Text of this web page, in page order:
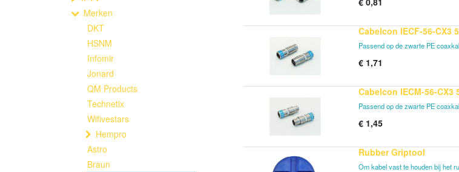
Merken
DKT
HSNM
Infomir
Jonard
QM Products
Technetix
Wifivestars
Hempro
Astro
Braun
Cabelcon IECF-56-CX3
Passend op de zwarte PE
€ 1,71
Cabelcon IECM-56-CX3
Passend op de zwarte PE
€ 1,45
Rubber Griptool
Om kabel vast te houden bij het